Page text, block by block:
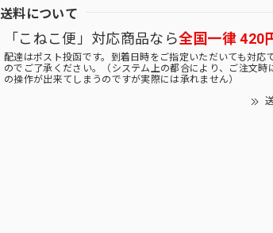
送料について
「こねこ便」対応商品なら全国一律 420
配達はポスト投函です。到着日時をご指定いただいても対応
のでご了承ください。（システム上の都合により、ご注文時
の操作が出来てしまうのですが実際には承れません）